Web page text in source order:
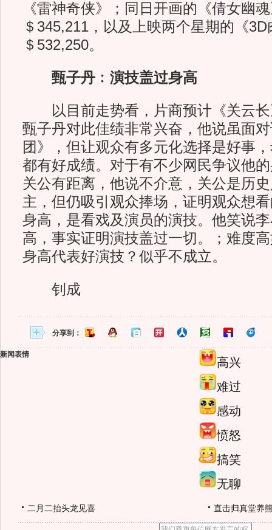
《雷神奇侠》；同日开画的《倩女幽
＄345,211，以及上映两个星期的《
＄532,250。
甄子丹﹕演技盖过身高
以目前走势看，片商预计《关云长
甄子丹对此佳绩非常兴奋，他说虽面
团》，但让观众有多元化选择是好事
都有好成绩。对于有不少网民争议他
关公有距离，他说不介意，关公是历
主，但仍吸引观众捧场，证明观众想
身高，是看戏及演员的演技。他笑说
高，事实证明演技盖过一切。；难度
身高代表好演技？似乎不成立。
钊成
分享到：
新闻表情
高兴
难过
感动
愤怒
搞笑
无聊
二月二抬头龙见喜 直击归真堂养